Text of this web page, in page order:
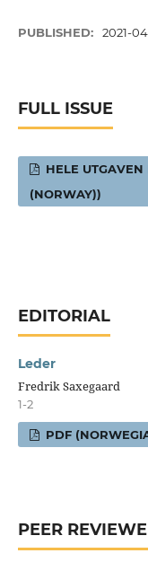
PUBLISHED: 2021-
FULL ISSUE
HELE
(NORWAY))
EDITORIAL
Leder
Fredrik Saxegaard
1-2
PDF
PEER